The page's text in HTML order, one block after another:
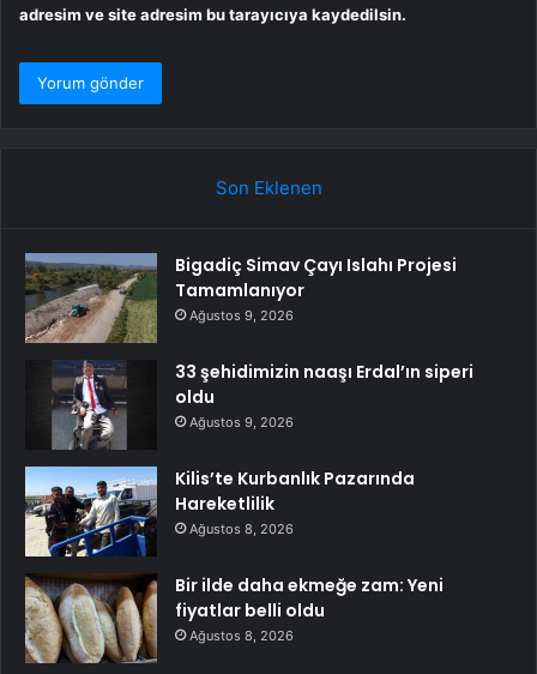
adresim ve site adresim bu tarayıcıya kaydedilsin.
Son Eklenen
Bigadiç Simav Çayı Islahı Projesi
Tamamlanıyor
Ağustos 9, 2026
33 şehidimizin naaşı Erdal’ın siperi
oldu
Ağustos 9, 2026
Kilis’te Kurbanlık Pazarında
Hareketlilik
Ağustos 8, 2026
Bir ilde daha ekmeğe zam: Yeni
fiyatlar belli oldu
Ağustos 8, 2026